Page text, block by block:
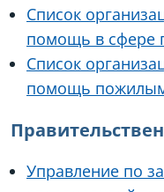
Список
помощь в сфере
Список
помощь
Управление по